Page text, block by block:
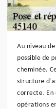
Au niveau
possible de
cheminée.
structure
correcte. En
opérations